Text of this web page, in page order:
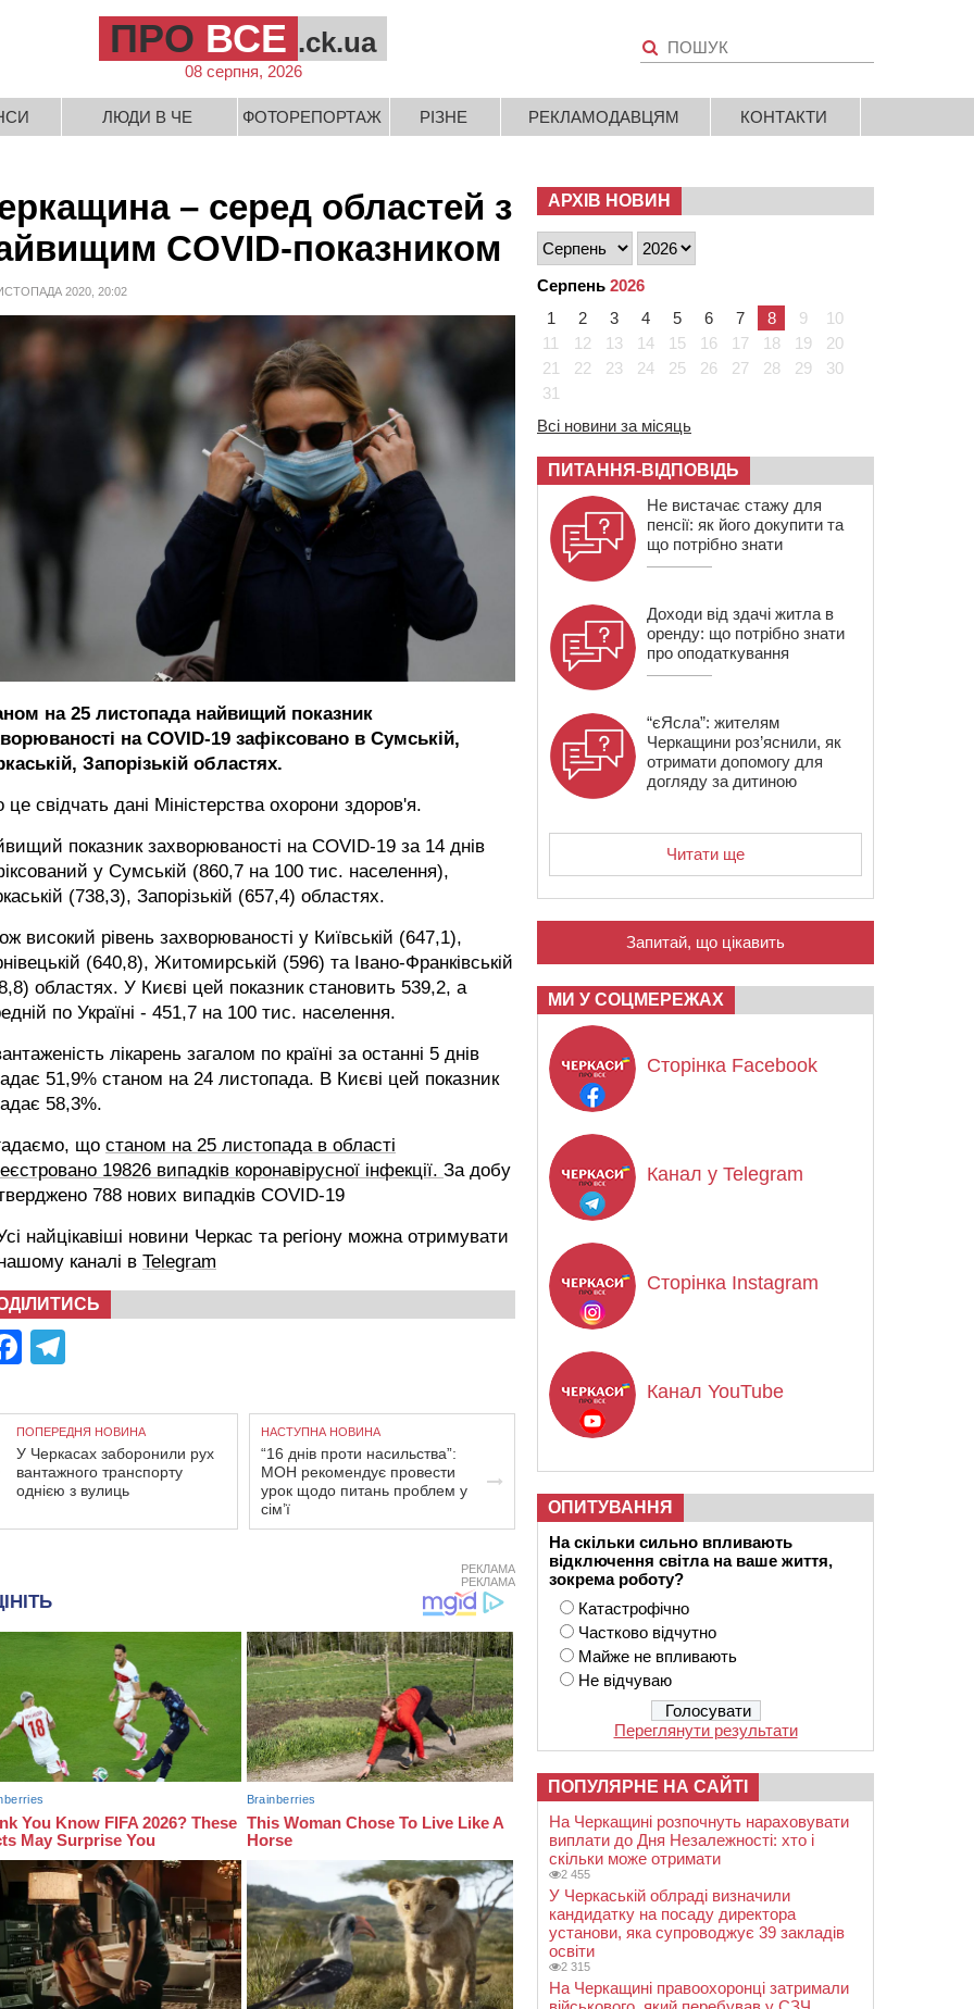
ПРО ВСЕ .ck.ua
08 серпня, 2026
ЛЮДИ В ЧЕ ФОТОРЕПОРТАЖ РІЗНЕ РЕКЛАМОДАВЦЯМ КОНТАКТИ
– серед областей з
COVID-показником
2020, 20:02
на 25 листопада найвищий показник
на COVID-19 зафіксовано в Сумській,
Запорізькій областях.
це свідчать дані Міністерства охорони здоров'я.
показник захворюваності на COVID-19 за 14 днів
у Сумській (860,7 на 100 тис. населення),
(738,3), Запорізькій (657,4) областях.
високий рівень захворюваності у Київській (647,1),
(640,8), Житомирській (596) та Івано-Франківській
областях. У Києві цей показник становить 539,2, а
по Україні - 451,7 на 100 тис. населення.
лікарень загалом по країні за останні 5 днів
51,9% станом на 24 листопада. В Києві цей показник
58,3%.
що станом на 25 листопада в області
19826 випадків коронавірусної інфекції. За добу
788 нових випадків COVID-19
найцікавіші новини Черкас та регіону можна отримувати
каналі в Telegram
Facebook
ПОПЕРЕДНЯ НОВИНА
У Черкасах заборонили рух
вантажного транспорту
однією з вулиць
НАСТУПНА НОВИНА
“16 днів проти насильства”:
МОН рекомендує провести
урок щодо питань проблем у
сім’ї
РЕКЛАМА
РЕКЛАМА
АРХІВ НОВИН
Серпень 2026
1
2 3 4 5 6 7 8 9
10
11
12 13 14 15 16 17 18 19
20
21
22 23 24 25 26 27 28 29
30
31
Всі новини за місяць
ПИТАННЯ-ВІДПОВІДЬ
Не вистачає стажу для
пенсії: як його докупити та
що потрібно знати
Доходи від здачі житла в
оренду: що потрібно знати
про оподаткування
“єЯсла”: жителям
Черкащини роз’яснили, як
отримати допомогу для
догляду за дитиною
Читати ще
Запитай, що цікавить
МИ У СОЦМЕРЕЖАХ
Сторінка Facebook
Канал у Telegram
Сторінка Instagram
Канал YouTube
ОПИТУВАННЯ
На скільки сильно впливають
відключення світла на ваше життя,
зокрема роботу?
Катастрофічно
Частково відчутно
Майже не впливають
Не відчуваю
Переглянути результати
ПОПУЛЯРНЕ НА САЙТІ
На Черкащині розпочнуть нараховувати
виплати до Дня Незалежності: хто і
скільки може отримати
2 455
У Черкаській облраді визначили
кандидатку на посаду директора
установи, яка супроводжує 39 закладів
освіти
2 315
На Черкащині правоохоронці затримали